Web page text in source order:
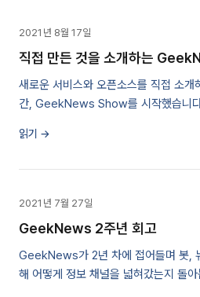
2021년 8월 17일
직접 만든 것을 소개하는
새로운 서비스와 오픈소스를 직접 소
간, GeekNews Show를 시작했습니
읽기 →
2021년 7월 27일
GeekNews 2주년 회고
GeekNews가 2년 차에 접어들며 봇,
해 어떻게 정보 채널을 넓혀갔는지 돌아